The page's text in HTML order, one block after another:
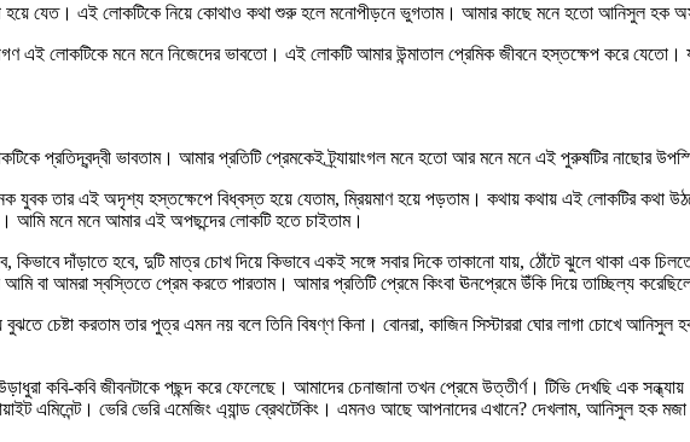
হয়ে যেত। এই লোকটিকে নিয়ে কোথাও কথা শুরু হলে মনোপীড়নে ভুগতাম। আমার কাছে মনে হতো আনিসুল হক
এই লোকটিকে মনে মনে নিজেদের ভাবতো। এই লোকটি আমার উন্মাতাল প্রেমিক জীবনে হস্তক্ষেপ করে যেতো।
ভাবতাম। আমার প্রতিটি প্রেমকেই ট্র্যায়াংগল মনে হতো আর মনে মনে এই পুরুষটির নাছোর
তার এই অদৃশ্য হস্তক্ষেপে বিধ্বস্ত হয়ে যেতাম, ম্রিয়মাণ হয়ে পড়তাম। কথায় কথায় এই লোকটির কথা উঠলে
আমি মনে মনে আমার এই অপছন্দের লোকটি হতে চাইতাম।
দাঁড়াতে হবে, দুটি মাত্র চোখ দিয়ে কিভাবে একই সঙ্গে সবার দিকে তাকানো যায়, ঠোঁটে ঝুলে থাকা এক চিলতে
বা আমরা স্বস্তিতে প্রেম করতে পারতাম। আমার প্রতিটি প্রেমে কিংবা ঊনপ্রেমে উঁকি দিয়ে তাচ্ছিল্য
চেষ্টা করতাম তার পুত্র এমন নয় বলে তিনি বিষণ্ণ কিনা। বোনরা, কাজিন সিস্টাররা ঘোর লাগা চোখে
কবি-কবি জীবনটাকে পছন্দ করে ফেলেছে। আমাদের চেনাজানা তখন প্রেমে উত্তীর্ণ। টিভি দেখছি এক
ভেরি ভেরি এমেজিং এ্যান্ড ব্রেথটেকিং। এমনও আছে আপনাদের এখানে? দেখলাম, আনিসুল হক